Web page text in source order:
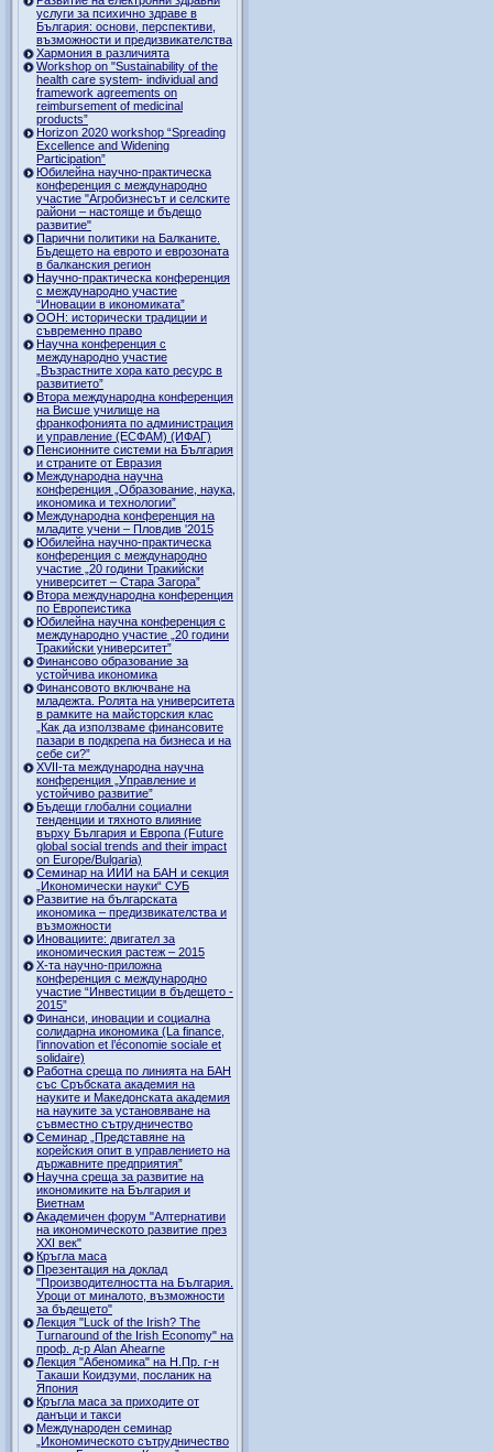
услуги за психично здраве в
България: основи, перспективи,
възможности и предизвикателства
Хармония в различията
Workshop on "Sustainability of the
health care system- individual and
framework agreements on
reimbursement of medicinal
products”
Horizon 2020 workshop “Spreading
Excellence and Widening
Participation”
Юбилейна научно-практическа
конференция с международно
участие "Агробизнесът и селските
райони – настояще и бъдещо
развитие"
Парични политики на Балканите.
Бъдещето на еврото и еврозоната
в балканския регион
Научно-практическа конференция
с международно участие
“Иновации в икономиката”
ООН: исторически традиции и
съвременно право
Научна конференция с
международно участие
„Възрастните хора като ресурс в
развитието”
Втора международна конференция
на Висше училище на
франкофонията по администрация
и управление (ЕСФАМ) (ИФАГ)
Пенсионните системи на България
и страните от Евразия
Международна научна
конференция „Образование, наука,
икономика и технологии”
Международна конференция на
младите учени – Пловдив '2015
Юбилейна научно-практическа
конференция с международно
участие „20 години Тракийски
университет – Стара Загора”
Втора международна конференция
по Европеистика
Юбилейна научна конференция с
международно участие „20 години
Тракийски университет”
Финансово образование за
устойчива икономика
Финансовото включване на
младежта. Ролята на университета
в рамките на майсторския клас
„Как да използваме финансовите
пазари в подкрепа на бизнеса и на
себе си?”
XVII-та международна научна
конференция „Управление и
устойчиво развитие”
Бъдещи глобални социални
тенденции и тяхното влияние
върху България и Европа (Future
global social trends and their impact
on Europe/Bulgaria)
Семинар на ИИИ на БАН и секция
„Икономически науки“ СУБ
Развитие на българската
икономика – предизвикателства и
възможности
Иновациите: двигател за
икономическия растеж – 2015
Х-та научно-приложна
конференция с международно
участие “Инвестиции в бъдещето -
2015”
Финанси, иновации и социална
солидарна икономика (La finance,
l’innovation et l’économie sociale et
solidaire)
Работна среща по линията на БАН
със Сръбската академия на
науките и Македонската академия
на науките за установяване на
съвместно сътрудничество
Семинар „Представяне на
корейския опит в управлението на
държавните предприятия”
Научна среща за развитие на
икономиките на България и
Виетнам
Академичен форум "Алтернативи
на икономическото развитие през
XXI век"
Кръгла маса
Презентация на доклад
"Производителността на България.
Уроци от миналото, възможности
за бъдещето"
Лекция "Luck of the Irish? The
Turnaround of the Irish Economy" на
проф. д-р Alan Ahearne
Лекция "Абеномика" на Н.Пр. г-н
Такаши Коидзуми, посланик на
Япония
Кръгла маса за приходите от
данъци и такси
Международен семинар
„Икономическото сътрудничество